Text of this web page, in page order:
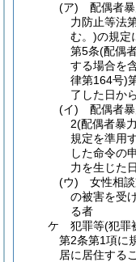
(ア)
配偶者
力防止等法
む。)の規定
第5条(配偶
する場合を
律第164号)
了した日か
(イ)
配偶者
2(配偶者暴
規定を準用
した命令の
力を生じた
(ウ)
女性相
の被害を受
る者
ケ
犯罪等(犯罪
第2条第1項に
居に居住する